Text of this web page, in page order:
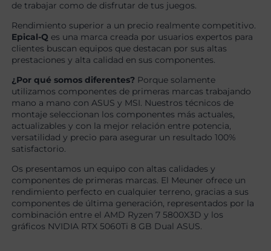
de trabajar como de disfrutar de tus juegos.
Rendimiento superior a un precio realmente competitivo.
Epical-Q es una marca creada por usuarios expertos para
clientes buscan equipos que destacan por sus altas
prestaciones y alta calidad en sus componentes.
¿Por qué somos diferentes? Porque solamente
utilizamos componentes de primeras marcas trabajando
mano a mano con ASUS y MSI. Nuestros técnicos de
montaje seleccionan los componentes más actuales,
actualizables y con la mejor relación entre potencia,
versatilidad y precio para asegurar un resultado 100%
satisfactorio.
Os presentamos un equipo con altas calidades y
componentes de primeras marcas. El Meuner ofrece un
rendimiento perfecto en cualquier terreno, gracias a sus
componentes de última generación, representados por la
combinación entre el AMD Ryzen 7 5800X3D y los
gráficos NVIDIA RTX 5060Ti 8 GB Dual ASUS.